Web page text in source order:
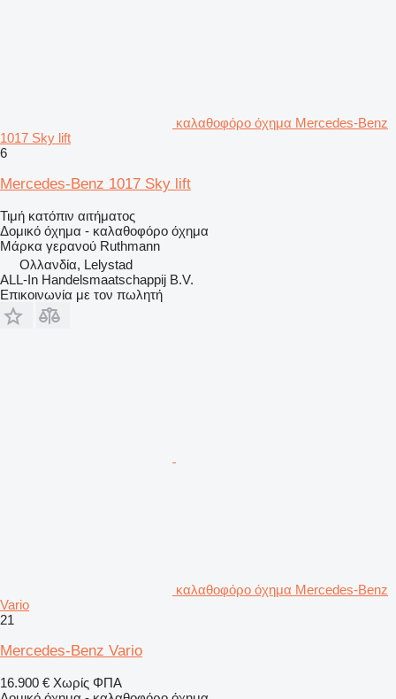
καλαθοφόρο όχημα Mercedes-Benz
1017 Sky lift
6
Mercedes-Benz 1017 Sky lift
Τιμή κατόπιν αιτήματος
Δομικό όχημα - καλαθοφόρο όχημα
Μάρκα γερανού Ruthmann
Ολλανδία, Lelystad
ALL-In Handelsmaatschappij B.V.
Επικοινωνία με τον πωλητή
καλαθοφόρο όχημα Mercedes-Benz
Vario
21
Mercedes-Benz Vario
16.900 € Χωρίς ΦΠΑ